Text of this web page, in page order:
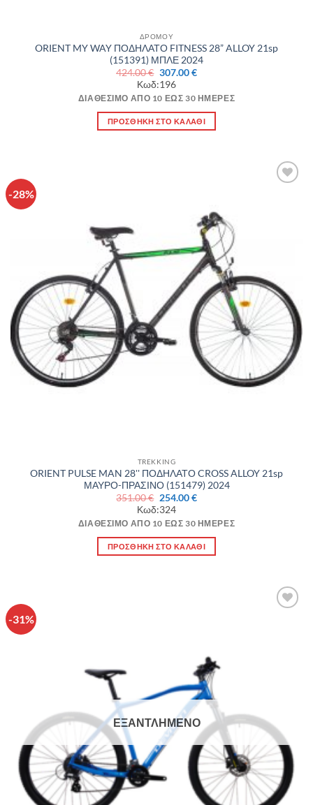
ΔΡΟΜΟΥ
ORIENT MY WAY ΠΟΔΗΛΑΤΟ FITNESS 28” ALLOY 21sp
(151391) ΜΠΛΕ 2024
424.00€ Original
price
was:
424.00 €.
307.00€Η
είναι:
Κωδ:196
ΔΙΑΘΈΣΙΜΟ ΑΠΌ 10 ΈΩΣ 30 ΗΜΈΡΕΣ
ΠΡΟΣΘΉΚΗ ΣΤΟ ΚΑΛΆΘΙ
-28%
TREKKING
ORIENT PULSE MAN 28'' ΠΟΔΗΛΑΤΟ CROSS ALLOY 21sp
ΜΑΥΡΟ-ΠΡΑΣΙΝΟ (151479) 2024
351.00€ Original
price
was:
351.00 €.
254.00€Η
είναι:
Κωδ:324
ΔΙΑΘΈΣΙΜΟ ΑΠΌ 10 ΈΩΣ 30 ΗΜΈΡΕΣ
ΠΡΟΣΘΉΚΗ ΣΤΟ ΚΑΛΆΘΙ
-31%
ΕΞΑΝΤΛΗΜΈΝΟ